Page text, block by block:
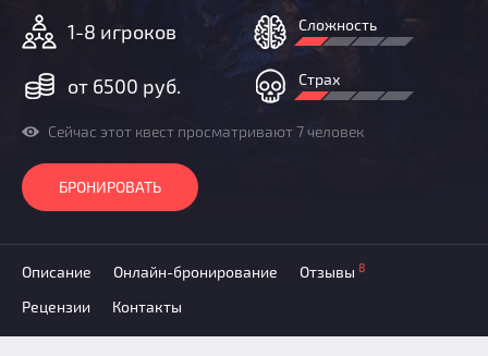
Новости
Партнерам
1-8 игроков
от 6500 руб.
Сложность
Страх
Сейчас этот квест просматривают 7 человек
БРОНИРОВАТЬ
Описание Онлайн-бронирование Отзывы 8
Рецензии Контакты